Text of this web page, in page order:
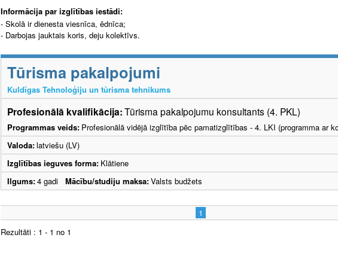
Informācija par izglītības iestādi:
- Skolā ir dienesta viesnīca, ēdnīca;
- Darbojas jauktais koris, deju kolektīvs.
Tūrisma pakalpojumi
Kuldīgas Tehnoloģiju un tūrisma tehnikums
Profesionālā kvalifikācija:Tūrisma pakalpojumu konsultants (4. PKL)
Programmas veids: Profesionālā vidējā izglītība pēc pamatizglītības - 4. LKI (programma ar
Valoda:latviešu (LV)
Izglītības ieguves forma: Klātiene
Ilgums:4 gadi Mācību/studiju maksa:Valsts budžets
1
Rezultāti : 1 - 1 no 1